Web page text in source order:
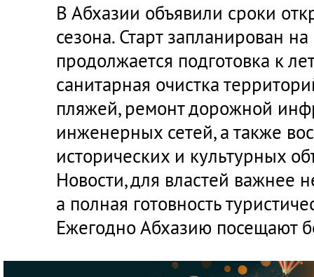
В Абхазии объявили сроки
сезона. Старт запланирован
продолжается подготовка к
санитарная очистка
пляжей, ремонт дорожной
инженерных сетей, а также
исторических и культурных
Новости, для властей важнее
а полная готовность
Ежегодно Абхазию посещают